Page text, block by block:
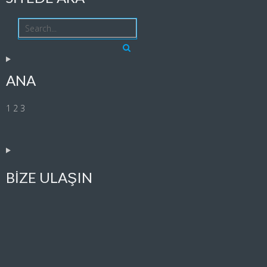
ANA
1 2 3
BIZE ULAŞIN